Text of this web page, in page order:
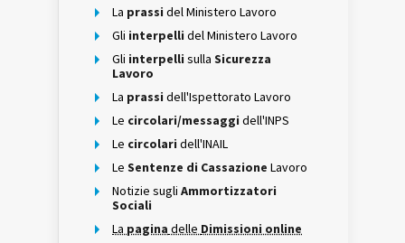
La prassi del Ministero Lavoro
Gli interpelli del Ministero Lavoro
Gli interpelli sulla Sicurezza
Lavoro
La prassi dell'Ispettorato Lavoro
Le circolari/messaggi dell'INPS
Le circolari dell'INAIL
Le Sentenze di Cassazione Lavoro
Notizie sugli Ammortizzatori
Sociali
La pagina delle Dimissioni online